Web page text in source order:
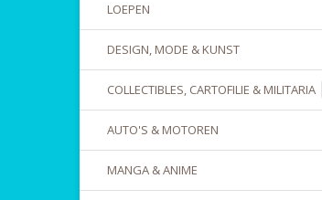
LOEPEN
DESIGN, MODE & KUNST
COLLECTIBLES, CARTOFILIE & MILITARIA
AUTO'S & MOTOREN
MANGA & ANIME